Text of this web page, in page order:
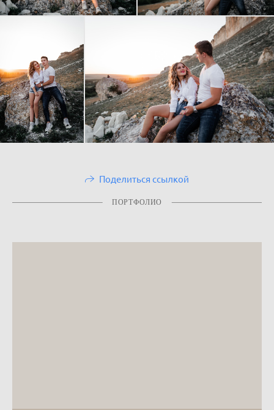
Поделиться ссылкой
ПОРТФОЛИО